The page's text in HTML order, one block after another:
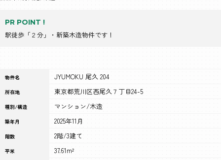
PR POINT !
駅徒歩「２分」・新築木造物件です！
物件名 JYUMOKU 尾久 204
所在地 東京都荒川区西尾久７丁目24-5
種別/構造 マンション/木造
築年月 2025年11月
階数 2階/3建て
平米 37.61m²